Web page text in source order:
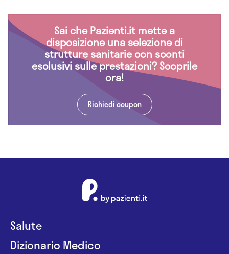
Sai che Pazienti.it mette a
disposizione una selezione di
strutture sanitarie con sconti
esclusivi sulle prestazioni? Scoprile
ora!
Richiedi coupon
Salute
Dizionario Medico